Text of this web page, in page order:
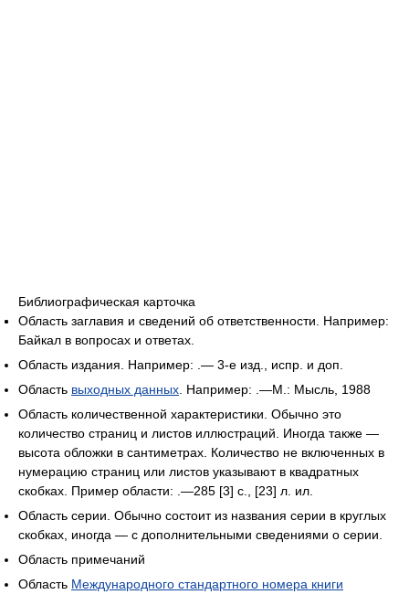
Библиографическая карточка
Область заглавия и сведений об ответственности. Например:
Байкал в вопросах и ответах.
Область издания. Например: .— 3-е изд., испр. и доп.
Область выходных данных . Например: .—М.: Мысль, 1988
Область количественной характеристики. Обычно это
количество страниц и листов иллюстраций. Иногда также —
высота обложки в сантиметрах. Количество не включенных в
нумерацию страниц или листов указывают в квадратных
скобках. Пример области: .—285 [3] с., [23] л. ил.
Область серии. Обычно состоит из названия серии в круглых
скобках, иногда — с дополнительными сведениями о серии.
Область примечаний
Область Международного стандартного номера книги